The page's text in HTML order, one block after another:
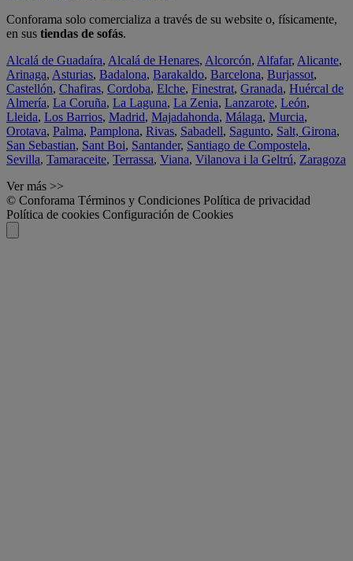
Conforama solo comercializa a través de su website o, físicamente,
en sus tiendas de sofás.
Alcalá de Guadaíra, Alcalá de Henares, Alcorcón, Alfafar, Alicante,
Arinaga, Asturias, Badalona, Barakaldo, Barcelona, Burjassot,
Castellón, Chafiras, Cordoba, Elche, Finestrat, Granada, Huércal de
Almería, La Coruña, La Laguna, La Zenia, Lanzarote, León,
Lleida, Los Barrios, Madrid, Majadahonda, Málaga, Murcia,
Orotava, Palma, Pamplona, Rivas, Sabadell, Sagunto, Salt, Girona,
San Sebastian, Sant Boi, Santander, Santiago de Compostela,
Sevilla, Tamaraceite, Terrassa, Viana, Vilanova i la Geltrú, Zaragoza
Ver más >>
© Conforama Términos y Condiciones Política de privacidad
Política de cookies Configuración de Cookies